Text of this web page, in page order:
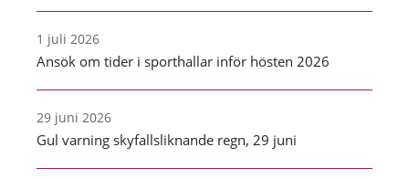
1 juli 2026
Ansök om tider i sporthallar inför hösten 2026
29 juni 2026
Gul varning skyfallsliknande regn, 29 juni